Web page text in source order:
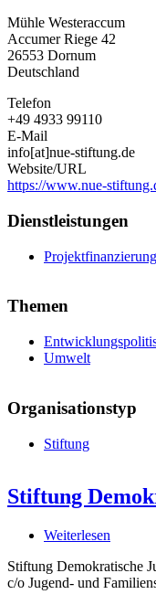
Stiftung
für
Mühle Westeraccum
Accumer Riege 42
26553 Dornum
Deutschland
Telefon
+49 4933 99110
E-Mail
info[at]nue-stiftung.de
Website/URL
https://www.nue-
Dienstleistungen
Projektfinanzierung
Themen
Umwelt
Organisationstyp
Stiftung
Stiftung
Weiterlesen
Jugend
Stiftung Demokratische
c/o Jugend- und